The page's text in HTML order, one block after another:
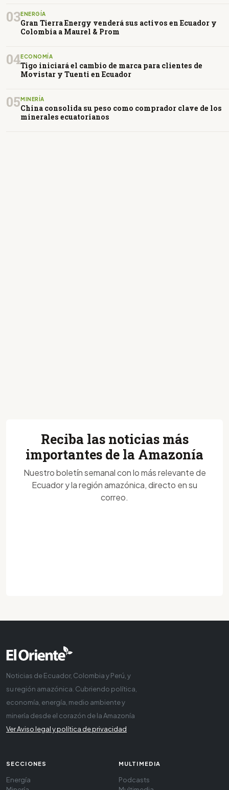
03ENERGÍA
Gran Tierra Energy venderá sus activos en Ecuador y
Colombia a Maurel & Prom
04ECONOMÍA
Tigo iniciará el cambio de marca para clientes de
Movistar y Tuenti en Ecuador
05MINERÍA
China consolida su peso como comprador clave de los
minerales ecuatorianos
Reciba las noticias más
importantes de la Amazonía
Nuestro boletín semanal con lo más relevante de
Ecuador y la región amazónica, directo en su
correo.
Noticias de Ecuador, Colombia y Perú, y
su región amazónica. Cubriendo política,
economía, energía, medio ambiente y
minería desde el corazón de la Amazonía
Ver Aviso legal y política de privacidad
SECCIONES
Energía
MULTIMEDIA
Podcasts